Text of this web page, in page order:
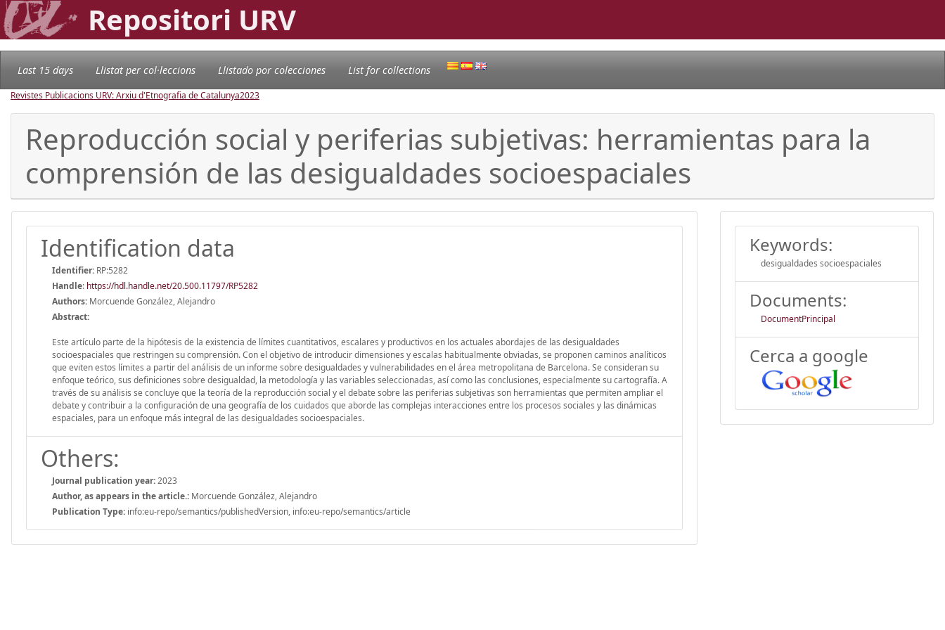
Repositori URV
Last 15 days Llistat per col·leccions Llistado por colecciones List for collections
Revistes Publicacions URV: Arxiu d'Etnografia de Catalunya2023
Reproducción social y periferias subjetivas: herramientas para la
comprensión de las desigualdades socioespaciales
Identification data
Identifier: RP:5282
Handle: https://hdl.handle.net/20.500.11797/RP5282
Authors: Morcuende González, Alejandro
Abstract:
Este artículo parte de la hipótesis de la existencia de límites cuantitativos, escalares y productivos en los actuales abordajes de las desigualdades
socioespaciales que restringen su comprensión. Con el objetivo de introducir dimensiones y escalas habitualmente obviadas, se proponen caminos analíticos
que eviten estos límites a partir del análisis de un informe sobre desigualdades y vulnerabilidades en el área metropolitana de Barcelona. Se consideran su
enfoque teórico, sus definiciones sobre desigualdad, la metodología y las variables seleccionadas, así como las conclusiones, especialmente su cartografía. A
través de su análisis se concluye que la teoría de la reproducción social y el debate sobre las periferias subjetivas son herramientas que permiten ampliar el
debate y contribuir a la configuración de una geografía de los cuidados que aborde las complejas interacciones entre los procesos sociales y las dinámicas
espaciales, para un enfoque más integral de las desigualdades socioespaciales.
Others:
Journal publication year:2023
Author, as appears in the article.: Morcuende González, Alejandro
Publication Type: info:eu-repo/semantics/publishedVersion, info:eu-repo/semantics/article
Keywords:
desigualdades socioespaciales
Documents:
DocumentPrincipal
Cerca a google